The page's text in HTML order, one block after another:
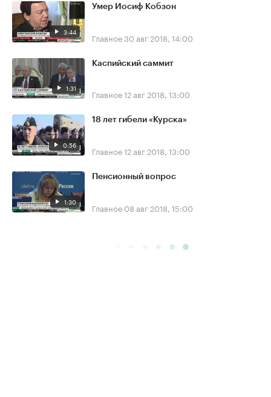
3:44
Умер Иосиф Кобзон
Главное30 авг 2018, 14:00
1:31
Каспийский саммит
Главное12 авг 2018, 13:00
0:56
18 лет гибели «Курска»
Главное12 авг 2018, 13:00
1:30
Пенсионный вопрос
Главное 08 авг 2018, 15:00